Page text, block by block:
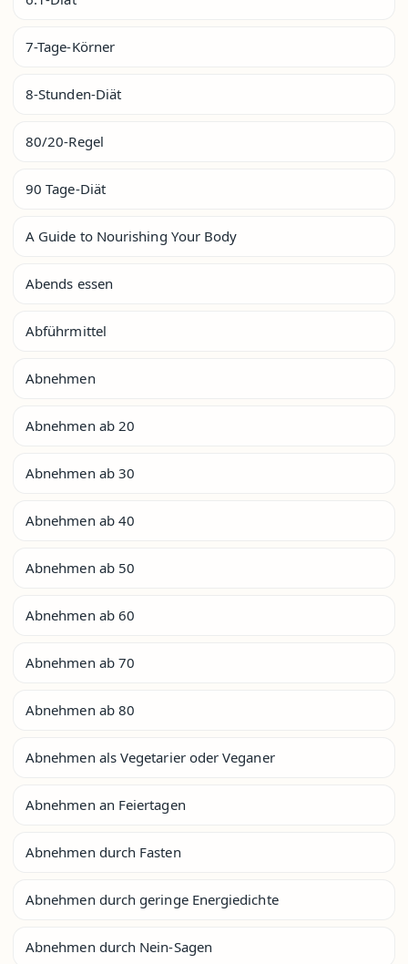
7-Tage-Körner
8-Stunden-Diät
80/20-Regel
90 Tage-Diät
A Guide to Nourishing Your Body
Abends essen
Abführmittel
Abnehmen
Abnehmen ab 20
Abnehmen ab 30
Abnehmen ab 40
Abnehmen ab 50
Abnehmen ab 60
Abnehmen ab 70
Abnehmen ab 80
Abnehmen als Vegetarier oder Veganer
Abnehmen an Feiertagen
Abnehmen durch Fasten
Abnehmen durch geringe Energiedichte
Abnehmen durch Nein-Sagen